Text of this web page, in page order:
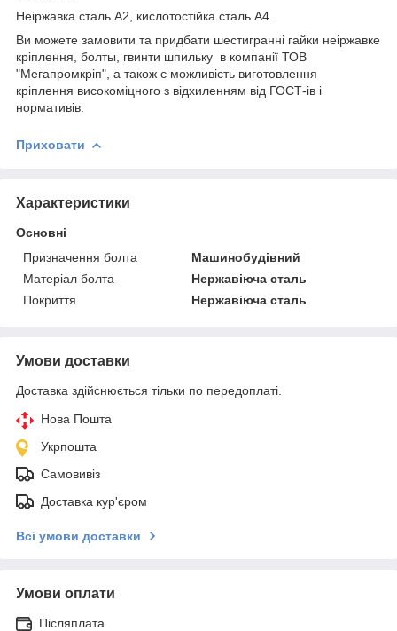
Неіржавка сталь А2, кислотостійка сталь А4.
Ви можете замовити та придбати шестигранні гайки неіржавке
кріплення, болты, гвинти шпильку в компанії ТОВ
"Мегапромкріп", а також є можливість виготовлення
кріплення високоміцного з відхиленням від ГОСТ-ів і
нормативів.
Приховати
Характеристики
Основні
Призначення болта
Машинобудівний
Матеріал болта
Нержавіюча сталь
Покриття
Нержавіюча сталь
Умови доставки
Доставка здійснюється тільки по передоплаті.
Нова Пошта
Укрпошта
Самовивіз
Доставка кур'єром
Всі умови доставки
Умови оплати
Післяплата